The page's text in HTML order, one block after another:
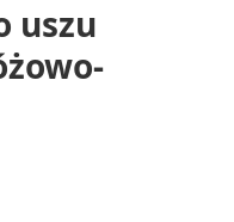
uszu